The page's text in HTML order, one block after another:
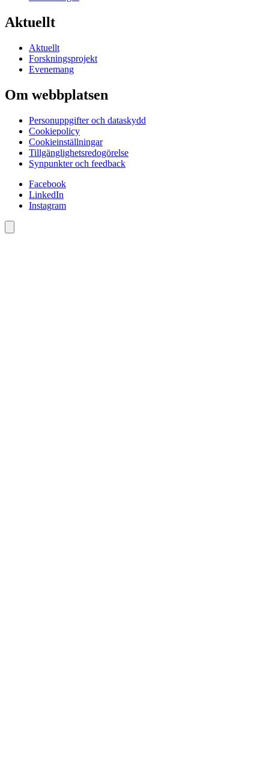
Aktuellt
Aktuellt
Forskningsprojekt
Evenemang
Om webbplatsen
Personuppgifter och dataskydd
Cookiepolicy
Cookieinställningar
Tillgänglighetsredogörelse
Synpunkter och feedback
Facebook
LinkedIn
Instagram